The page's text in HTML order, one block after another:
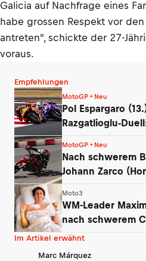
Galicia auf Nachfrage eines
habe grossen Respekt vor
antreten", schickte der 27-
voraus.
Empfehlungen
MotoGP • Neu
Pol Espargaro
Razgatlioglu-
MotoGP • Neu
Nach schwerem
Johann Zarco
Moto3
WM-Leader
nach schwerem
operiert
Im Artikel erwähnt
Marc Márquez